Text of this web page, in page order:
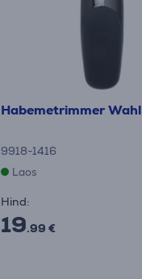
Habemetrimmer Wahl
9918-1416
Laos
Hind:
19.99 €